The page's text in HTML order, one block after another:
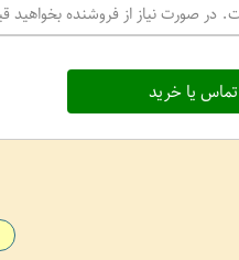
در صورت نیاز از فروشنده بخواهید
یا خرید